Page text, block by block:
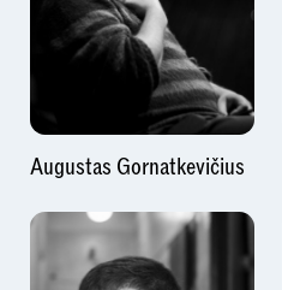
Augustas Gornatkevičius